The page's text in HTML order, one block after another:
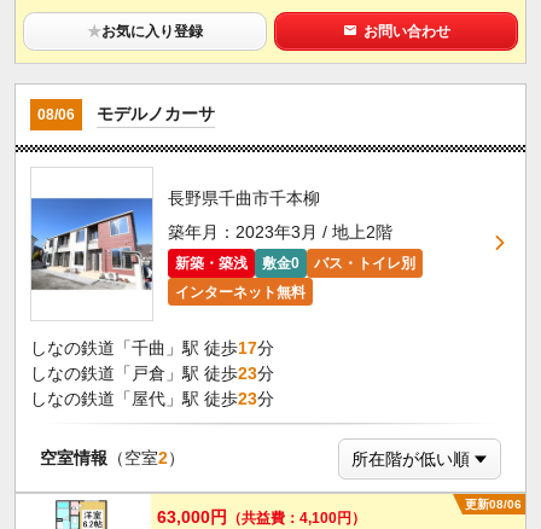
★お気に入り登録 お問い合わせ
08/06 モデルノカーサ
長野県千曲市千本柳
築年月：2023年3月 / 地上2階
新築・築浅 敷金0
バス・トイレ別
インターネット無料
しなの鉄道「千曲」駅 徒歩17分
しなの鉄道「戸倉」駅 徒歩23分
しなの鉄道「屋代」駅 徒歩23分
空室情報 （空室2）
更新08/06
63,000円
（共益費：4,100円）